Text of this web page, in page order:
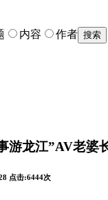
内容 作者
游龙江”AV老婆
点击:6444次